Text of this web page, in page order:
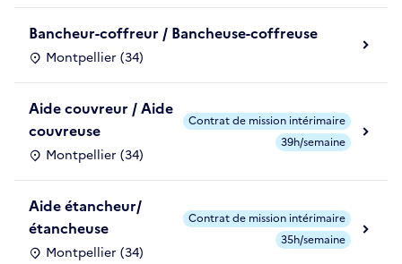
Bancheur-coffreur / Bancheuse-coffreuse
Montpellier (34)
Aide couvreur / Aide
couvreuse
Montpellier (34)
Contrat de mission intérimaire
39h/semaine
Aide étancheur/
étancheuse
Montpellier (34)
Contrat de mission intérimaire
35h/semaine